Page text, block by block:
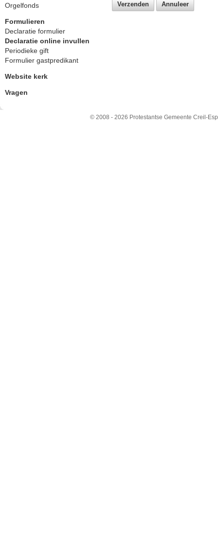
Orgelfonds
Formulieren
Declaratie formulier
Declaratie online invullen
Periodieke gift
Formulier gastpredikant
Website kerk
Vragen
© 2008 - 2026 Protestantse Gemeente Creil-